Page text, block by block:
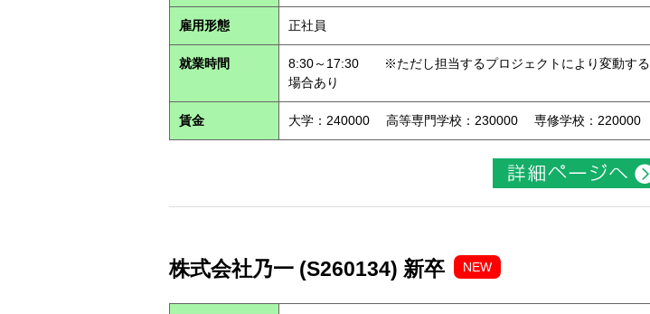
雇用形態 正社員
就業時間
8:30～17:30 ※ただし担当するプロジェクトにより変動する
場合あり
賃金 大学：240000 高等専門学校：230000 専修学校：220000
株式会社乃一 (S260134) 新卒 NEW